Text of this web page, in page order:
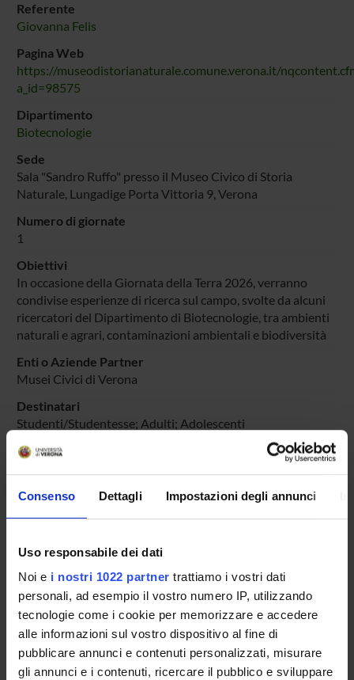
Consenso Dettagli Impostazioni degli annunci
Uso responsabile dei dati
Noi e i nostri 1022 partner trattiamo i vostri dati
personali, ad esempio il vostro numero IP, utilizzando
tecnologie come i cookie per memorizzare e accedere
alle informazioni sul vostro dispositivo al fine di
pubblicare annunci e contenuti personalizzati, misurare
gli annunci e i contenuti, ricercare il pubblico e sviluppare
Referente
Giovanna Felis
Pagina Web
https://museodistorianaturale.comune.verona.it/
a_id=98575
Dipartimento
Biotecnologie
Sede
Sala "Sandro Ruffo" presso il Museo Civico di Storia
Naturale, Lungadige Porta Vittoria 9, Verona
Numero di giornate
1
Obiettivi
In occasione della Giornata della Terra 2026, verranno
condivise esperienze di ricerca sul campo, svolte da alcuni
ricercatori del Dipartimento di Biotecnologie, tra ambienti
naturali e agrari, contaminazioni ambientali e biodiversità
Enti o Aziende Partner
Musei Civici di Verona
Destinatari
Studenti/Studentesse; Adulti; Adolescenti
Aree scientifiche coinvolte
Categoria prevalente
di iniziative di valorizzazione, consultazione e condivisione
Sustainable Development Goals - SDGs
Questa iniziativa contribuisce al perseguimento degli